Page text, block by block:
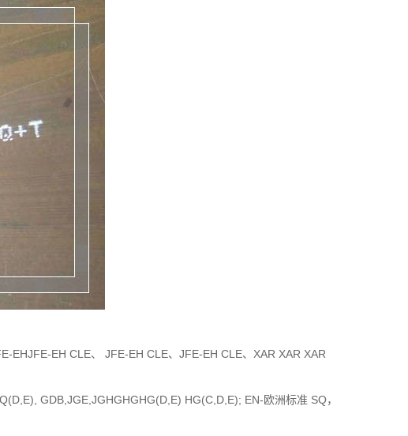
EH CLE、 JFE-EH CLE、JFE-EH CLE、XAR XAR XAR
GDB,JGE,JGHGHGHG(D,E) HG(C,D,E); EN-欧洲标准 SQ，